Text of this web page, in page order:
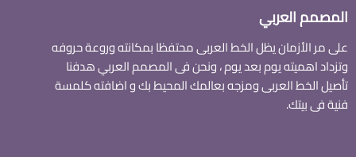
المصمم العربي
على مر الأزمان يظل الخط العربى محتفظا بمكانته وروعة حروفه
وتزداد اهميته يوم بعد يوم ، ونحن فى المصمم العربي هدفنا
تأصيل الخط العربى ومزجه بعالمك المحيط بك و اضافته كلمسة
فنية فى بيتك.